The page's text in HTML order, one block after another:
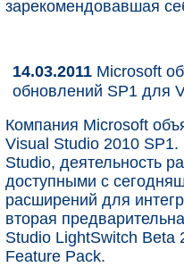
зарекомендовавшая
14.03.2011 Microsoft
обновлений SP1 для
Компания Microsoft
Visual Studio 2010
Studio, деятельность
доступными с
расширений для
вторая
Studio LightSwitch Beta
Feature Pack.